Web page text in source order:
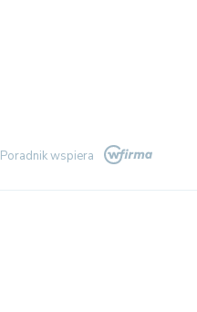
Poradnik wspiera